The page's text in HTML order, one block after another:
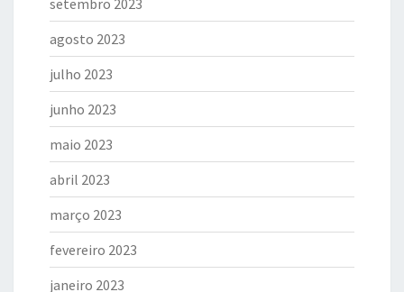
setembro 2023
agosto 2023
julho 2023
junho 2023
maio 2023
abril 2023
março 2023
fevereiro 2023
janeiro 2023